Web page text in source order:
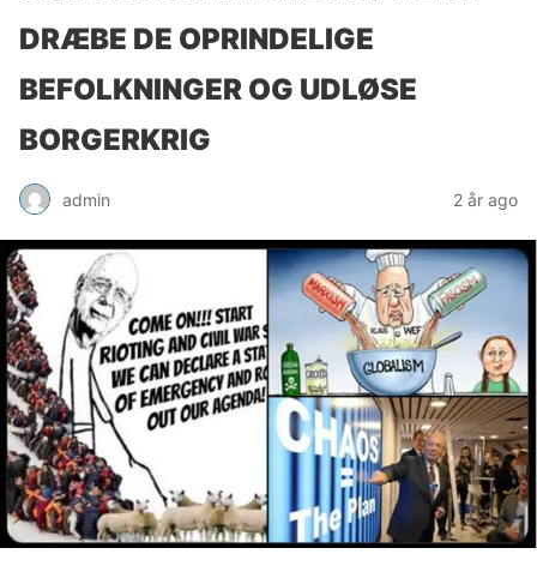
DRÆBE DE OPRINDELIGE
BEFOLKNINGER OG UDLØSE
BORGERKRIG
admin 2 år ago